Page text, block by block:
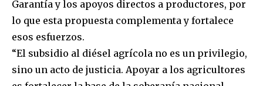
Garantía y los apoyos directos a productores, por
lo que esta propuesta complementa y fortalece
esos esfuerzos.
“El subsidio al diésel agrícola no es un privilegio,
sino un acto de justicia. Apoyar a los agricultores